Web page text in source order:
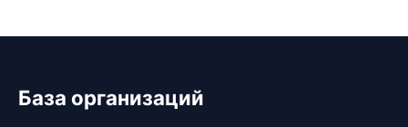
База организаций